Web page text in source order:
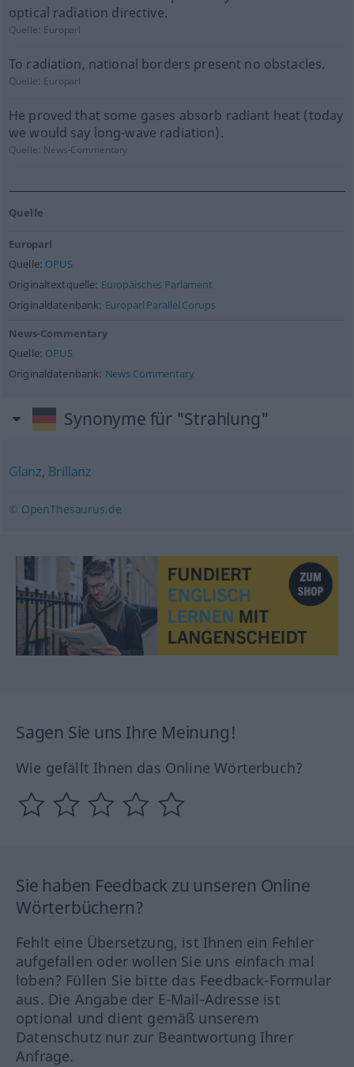
optical radiation directive.
Quelle: Europarl
To radiation, national borders present no obstacles.
Quelle: Europarl
He proved that some gases absorb radiant heat (today
we would say long-wave radiation).
Quelle: News-Commentary
Quelle
Europarl
Quelle: OPUS
Originaltextquelle: Europäisches Parlament
Originaldatenbank: Europarl Parallel Corups
News-Commentary
Quelle: OPUS
Originaldatenbank: News Commentary
Synonyme für "Strahlung"
Glanz, Brillanz
© OpenThesaurus.de
Sagen Sie uns Ihre Meinung!
Wie gefällt Ihnen das Online Wörterbuch?
Sie haben Feedback zu unseren Online
Wörterbüchern?
Fehlt eine Übersetzung, ist Ihnen ein Fehler
aufgefallen oder wollen Sie uns einfach mal
loben? Füllen Sie bitte das Feedback-Formular
aus. Die Angabe der E-Mail-Adresse ist
optional und dient gemäß unserem
Datenschutz nur zur Beantwortung Ihrer
Anfrage.